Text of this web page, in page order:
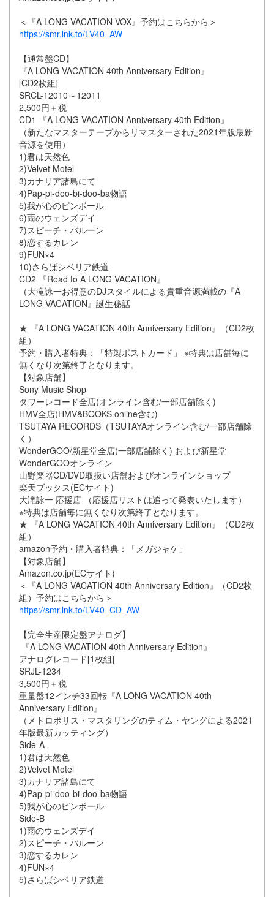
＜『A LONG VACATION VOX』予約はこちらから＞
https://smr.lnk.to/LV40_AW
【通常盤CD】
『A LONG VACATION 40th Anniversary Edition』
[CD2枚組]
SRCL-12010～12011
2,500円＋税
CD1 『A LONG VACATION Anniversary 40th Edition』
（新たなマスターテープからリマスターされた2021年版最新
音源を使用）
1)君は天然色
2)Velvet Motel
3)カナリア諸島にて
4)Pap-pi-doo-bi-doo-ba物語
5)我が心のピンボール
6)雨のウェンズデイ
7)スピーチ・バルーン
8)恋するカレン
9)FUN×4
10)さらばシベリア鉄道
CD2 『Road to A LONG VACATION』
（大滝詠一お得意のDJスタイルによる貴重音源満載の『A
LONG VACATION』誕生秘話
★ 『A LONG VACATION 40th Anniversary Edition』（CD2枚
組）
予約・購入者特典：「特製ポストカード」 ※特典は店舗毎に
無くなり次第終了となります。
【対象店舗】
Sony Music Shop
タワーレコード全店(オンライン含む/一部店舗除く)
HMV全店(HMV&BOOKS online含む)
TSUTAYA RECORDS（TSUTAYAオンライン含む/一部店舗除
く）
WonderGOO/新星堂全店(一部店舖除く) および新星堂
WonderGOOオンライン
山野楽器CD/DVD取扱い店舗およびオンラインショップ
楽天ブックス(ECサイト)
大滝詠一 応援店 （応援店リストは追って発表いたします）
※特典は店舗毎に無くなり次第終了となります。
★ 『A LONG VACATION 40th Anniversary Edition』（CD2枚
組）
amazon予約・購入者特典：「メガジャケ」
【対象店舗】
Amazon.co.jp(ECサイト)
＜『A LONG VACATION 40th Anniversary Edition』（CD2枚
組）予約はこちらから＞
https://smr.lnk.to/LV40_CD_AW
【完全生産限定盤アナログ】
『A LONG VACATION 40th Anniversary Edition』
アナログレコード[1枚組]
SRJL-1234
3,500円＋税
重量盤12インチ33回転『A LONG VACATION 40th
Anniversary Edition』
（メトロポリス・マスタリングのティム・ヤングによる2021
年版最新カッティング）
Side-A
1)君は天然色
2)Velvet Motel
3)カナリア諸島にて
4)Pap-pi-doo-bi-doo-ba物語
5)我が心のピンボール
Side-B
1)雨のウェンズデイ
2)スピーチ・バルーン
3)恋するカレン
4)FUN×4
5)さらばシベリア鉄道